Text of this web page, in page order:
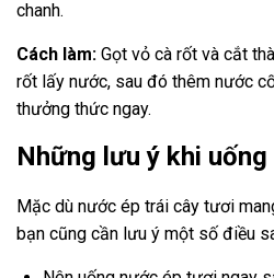
chanh.
Cách làm: Gọt vỏ cà rốt và cắt
rốt lấy nước, sau đó thêm nước
thưởng thức ngay.
Những lưu ý khi
Mặc dù nước ép trái cây tươi
bạn cũng cần lưu ý một số điều